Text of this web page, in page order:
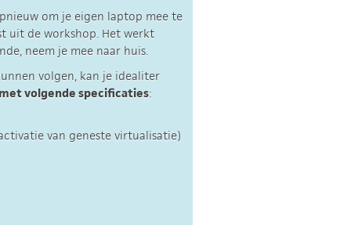
om je eigen laptop mee te
uit de workshop. Het werkt
neem je mee naar huis.
volgen, kan je idealiter
volgende specificaties:
van geneste virtualisatie)